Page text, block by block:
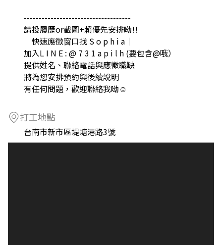
------------------------------------
請投履歷or截圖+賴優先安排呦!!
｜快速應徵窗口找 S o p h i a｜
加入L I N E : @ 7 3 1 a p i l h (要包含@哦）
提供姓名、聯絡電話與應徵職缺
將為您安排預約與後續說明
有任何問題，歡迎聯絡我呦☺︎
打工地點
台南市新市區堤塘港路3號